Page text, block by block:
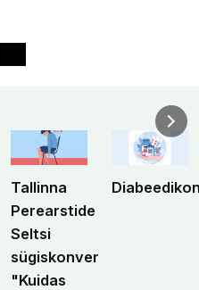
Tallinna
Perearstide
Seltsi
sügiskonverents
"Kuidas